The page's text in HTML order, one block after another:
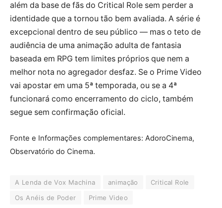
além da base de fãs do Critical Role sem perder a
identidade que a tornou tão bem avaliada. A série é
excepcional dentro de seu público — mas o teto de
audiência de uma animação adulta de fantasia
baseada em RPG tem limites próprios que nem a
melhor nota no agregador desfaz. Se o Prime Video
vai apostar em uma 5ª temporada, ou se a 4ª
funcionará como encerramento do ciclo, também
segue sem confirmação oficial.
Fonte e Informações complementares: AdoroCinema,
Observatório do Cinema.
A Lenda de Vox Machina animação
Critical Role
Os Anéis de Poder
Prime Video